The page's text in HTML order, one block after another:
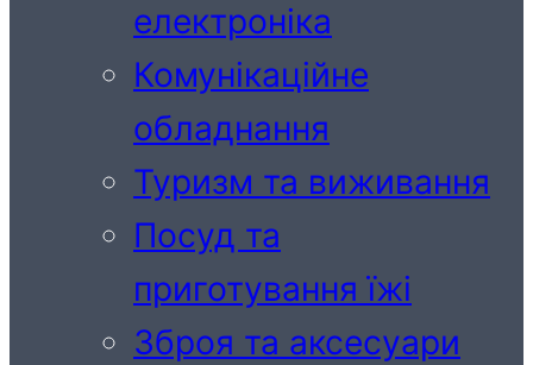
електроніка
Комунікаційне
обладнання
Туризм та виживання
Посуд та
приготування їжі
Зброя та аксесуари